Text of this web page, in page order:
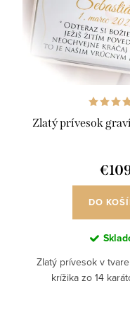
Zlatý prívesok
DO
Zlatý prívesok v
krížika zo 14